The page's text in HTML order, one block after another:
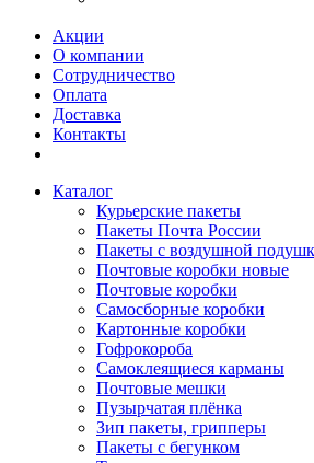
Акции
О компании
Сотрудничество
Оплата
Доставка
Контакты
Каталог
Курьерские пакеты
Пакеты Почта России
Пакеты с воздушной
Почтовые коробки новые
Почтовые коробки
Самосборные коробки
Картонные коробки
Гофрокороба
Самоклеящиеся карманы
Почтовые мешки
Пузырчатая плёнка
Зип пакеты, грипперы
Пакеты с бегунком